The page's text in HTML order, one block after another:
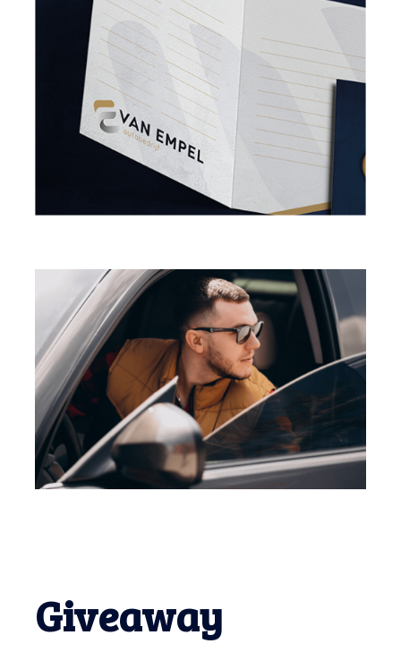
Giveaway